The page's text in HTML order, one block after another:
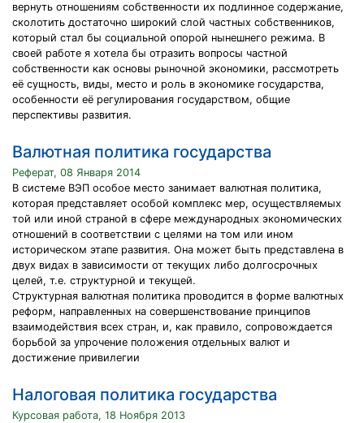
вернуть отношениям собственности их подлинное содержание,
сколотить достаточно широкий слой частных собственников,
который стал бы социальной опорой нынешнего режима. В
своей работе я хотела бы отразить вопросы частной
собственности как основы рыночной экономики, рассмотреть
её сущность, виды, место и роль в экономике государства,
особенности её регулирования государством, общие
перспективы развития.
Валютная политика государства
Реферат, 08 Января 2014
В системе ВЭП особое место занимает валютная политика,
которая представляет особой комплекс мер, осуществляемых
той или иной страной в сфере международных экономических
отношений в соответствии с целями на том или ином
историческом этапе развития. Она может быть представлена в
двух видах в зависимости от текущих либо долгосрочных
целей, т.е. структурной и текущей.
Структурная валютная политика проводится в форме валютных
реформ, направленных на совершенствование принципов
взаимодействия всех стран, и, как правило, сопровождается
борьбой за упрочение положения отдельных валют и
достижение привилегии
Налоговая политика государства
Курсовая работа, 18 Ноября 2013